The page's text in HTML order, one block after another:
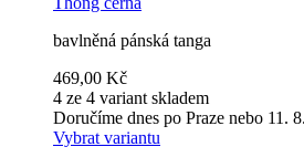
bavlněná pánská tanga
469,00 Kč
4 ze 4 variant skladem
Doručíme dnes po Praze nebo 11.
Vybrat variantu